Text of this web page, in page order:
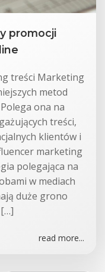
promocji
treści Marketing
metod
ona na
treści,
klientów i
marketing
polegająca na
w mediach
duże grono
read more...